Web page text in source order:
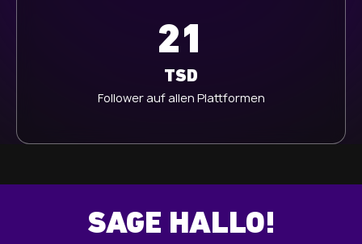
21
TSD
Follower auf allen Plattformen
SAGE HALLO!